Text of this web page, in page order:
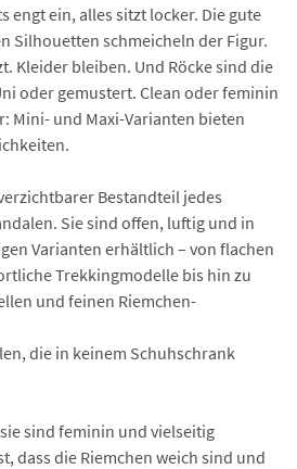
engt ein, alles sitzt locker. Die gute
Silhouetten schmeicheln der Figur.
Kleider bleiben. Und Röcke sind die
oder gemustert. Clean oder feminin
Mini- und Maxi-Varianten bieten
Bestandteil jedes
Sie sind offen, luftig und in
Varianten erhältlich – von flachen
Trekkingmodelle bis hin zu
und feinen Riemchen-
die in keinem Schuhschrank
sind feminin und vielseitig
dass die Riemchen weich sind und